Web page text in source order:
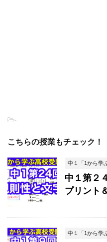
-
こちらの授業もチェック！
中１「1から学
中１第２
プリント
中１「1から学